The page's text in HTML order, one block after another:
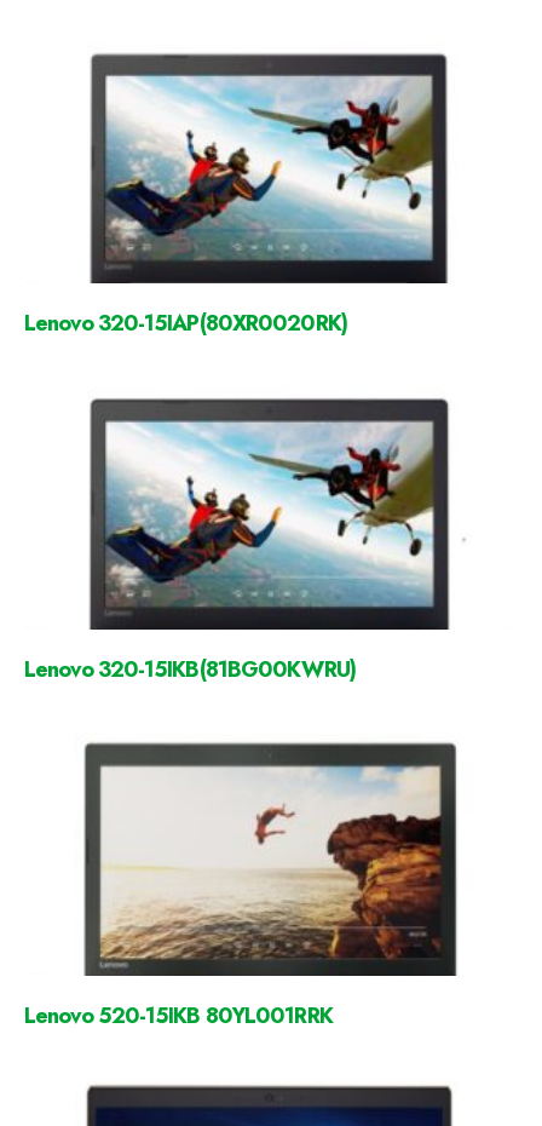
Lenovo 320-15IAP(80XR0020RK)
Lenovo 320-15IKB(81BG00KWRU)
Lenovo 520-15IKB 80YL001RRK